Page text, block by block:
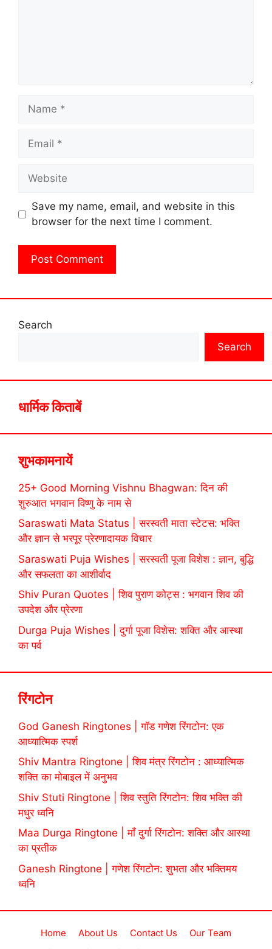
Name
Email
Website
Save my name, email, and website in this
browser for the next time I comment.
Search
Search
धार्मिक किताबें
शुभकामनायें
25+ Good Morning Vishnu Bhagwan: दिन की
शुरुआत भगवान विष्णु के नाम से
Saraswati Mata Status | सरस्वती माता स्टेटस: भक्ति
और ज्ञान से भरपूर प्रेरणादायक विचार
Saraswati Puja Wishes | सरस्वती पूजा विशेश : ज्ञान, बुद्धि
और सफलता का आशीर्वाद
Shiv Puran Quotes | शिव पुराण कोट्स : भगवान शिव की
उपदेश और प्रेरणा
Durga Puja Wishes | दुर्गा पूजा विशेस: शक्ति और आस्था
का पर्व
रिंगटोन
God Ganesh Ringtones | गॉड गणेश रिंगटोन: एक
आध्यात्मिक स्पर्श
Shiv Mantra Ringtone | शिव मंत्र रिंगटोन : आध्यात्मिक
शक्ति का मोबाइल में अनुभव
Shiv Stuti Ringtone | शिव स्तुति रिंगटोन: शिव भक्ति की
मधुर ध्वनि
Maa Durga Ringtone | माँ दुर्गा रिंगटोन: शक्ति और आस्था
का प्रतीक
Ganesh Ringtone | गणेश रिंगटोन: शुभता और भक्तिमय
ध्वनि
Home About Us Contact Us
Our Team